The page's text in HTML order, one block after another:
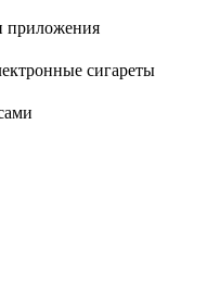
приложения
сигареты